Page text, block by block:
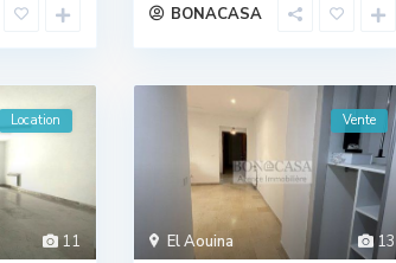
BONACASA
11
Location
13
El Aouina
Vente